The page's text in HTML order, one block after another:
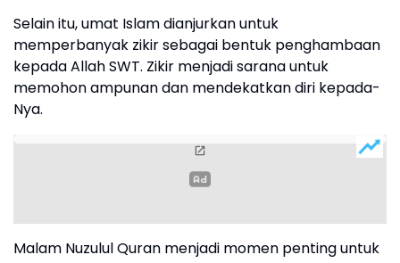
Selain itu, umat Islam dianjurkan untuk
memperbanyak zikir sebagai bentuk penghambaan
kepada Allah SWT. Zikir menjadi sarana untuk
memohon ampunan dan mendekatkan diri kepada-
Nya.
Malam Nuzulul Quran menjadi momen penting untuk